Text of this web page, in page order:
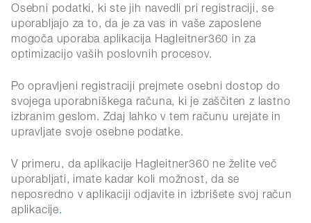
Osebni podatki, ki ste jih navedli pri registraciji, se
uporabljajo za to, da je za vas in vaše zaposlene
mogoča uporaba aplikacija Hagleitner360 in za
optimizacijo vaših poslovnih procesov.
Po opravljeni registraciji prejmete osebni dostop do
svojega uporabniškega računa, ki je zaščiten z lastno
izbranim geslom. Zdaj lahko v tem računu urejate in
upravljate svoje osebne podatke.
V primeru, da aplikacije Hagleitner360 ne želite več
uporabljati, imate kadar koli možnost, da se
neposredno v aplikaciji odjavite in izbrišete svoj račun
aplikacije.